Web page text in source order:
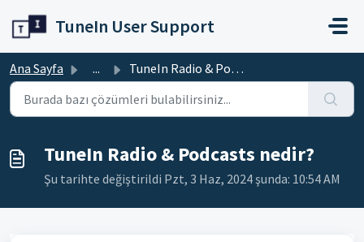
TuneIn User Support
Ana Sayfa ... TuneIn Radio & Podcasts nedir?
TuneIn Radio & Podcasts nedir?
Şu tarihte değiştirildi Pzt, 3 Haz, 2024 şunda: 10:54 AM